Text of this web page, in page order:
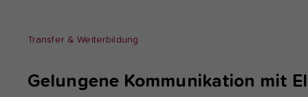
Transfer & Weiterbildung
Gelungene Kommunikation mit